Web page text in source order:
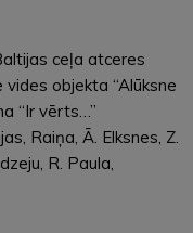
ceļa atceres
objekta “Alūksne
“Ir vērts…”
Raiņa, Ā. Elksnes, Z.
R. Paula,